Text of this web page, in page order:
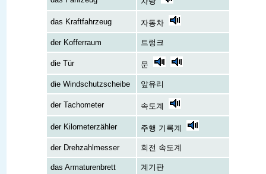
das Kraftfahrzeug 자동차
der Kofferraum 트렁크
die Tür 문
die Windschutzscheibe 앞유리
der Tachometer 속도계
der Kilometerzähler 주행 기록계
der Drehzahlmesser 회전 속도계
das Armaturenbrett 계기판